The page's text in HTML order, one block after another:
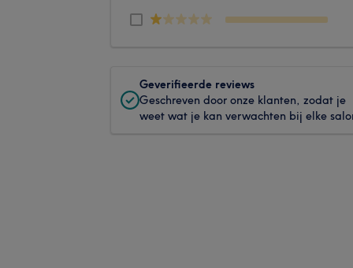
Geverifieerde reviews
Geschreven door onze klanten, zodat je
weet wat je kan verwachten bij elke